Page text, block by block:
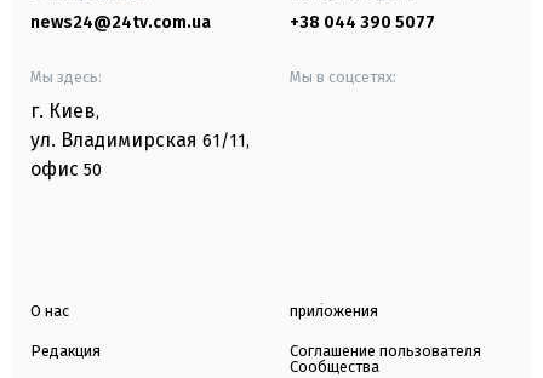
news24@24tv.com.ua +38 044 390 5077
Мы здесь:
г. Киев,
ул. Владимирская 61/11,
офис 50
Мы в соцсетях:
О нас
Редакция
приложения
Соглашение пользователя
Сообщества